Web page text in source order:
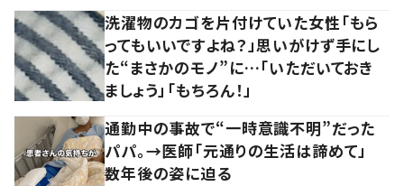
洗濯物のカゴを片付けていた女性「もら
ってもいいですよね？」思いがけず手にし
た“まさかのモノ”に…「いただいておき
ましょう」「もちろん！」
通勤中の事故で“一時意識不明”だった
パパ。→医師「元通りの生活は諦めて」
数年後の姿に迫る